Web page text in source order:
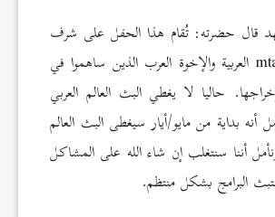
قال حضرته: تُقام هذا الحفل على شرف
العاملين في mta 3 العربية والإخوة العرب الذين ساهموا في
حاليا لا يغطي البث العالم العربي
أنه بداية من مايو/أيار سيغطى البث العالم
أننا سنتغلب إن شاء الله على المشاكل
البرامج بشكل منتظم.